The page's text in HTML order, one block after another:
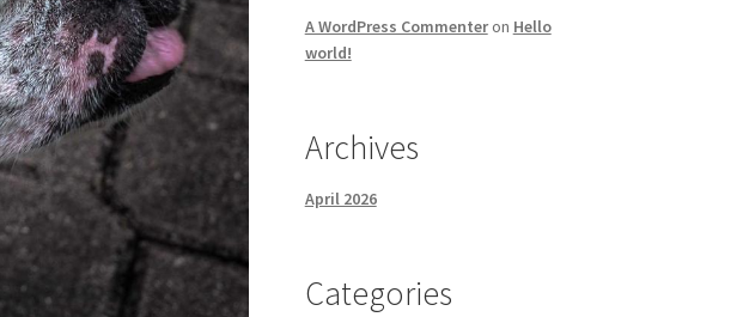
A WordPress Commenteron Hello
world!
Archives
April 2026
Categories